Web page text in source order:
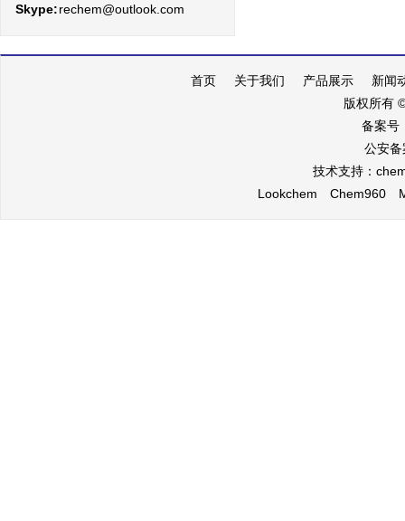
Skype:rechem@outlook.com
首页 关于我们 产品展示
新闻
版权所有
备案号
公安
技术支持：
Lookchem
Chem960